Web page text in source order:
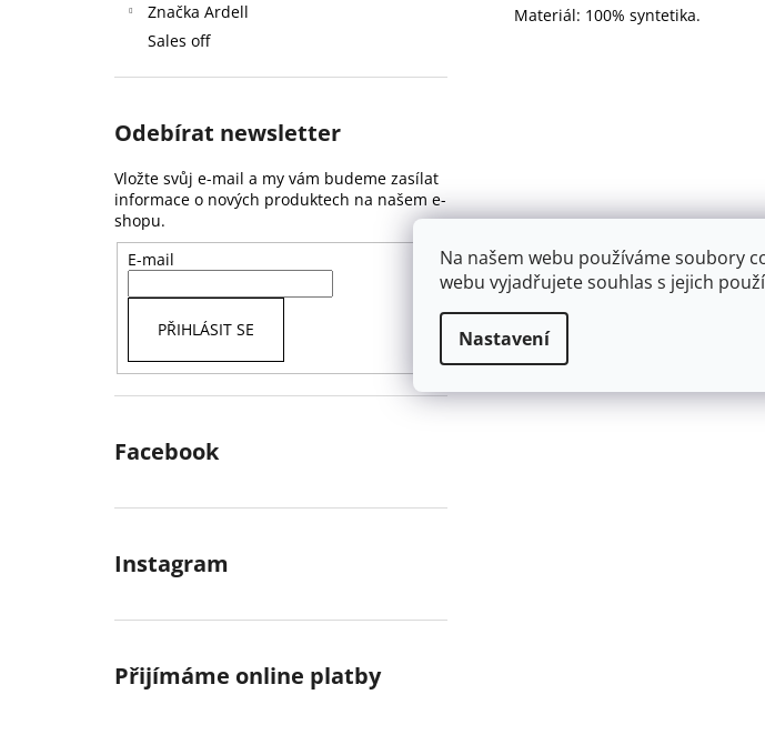
Na našem webu používáme soubory
webu vyjadřujete souhlas s jejich
Nastavení
Značka Ardell
Sales off
Odebírat newsletter
Vložte svůj e-mail a my vám budeme zasílat
informace o nových produktech na našem e-
shopu.
E-mail
PŘIHLÁSIT SE
Facebook
Instagram
Přijímáme online platby
Materiál: 100% syntetika.